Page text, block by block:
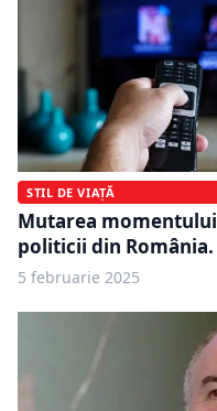
STIL DE VIAȚĂ
Mutarea
politicii din
5 februarie 2025